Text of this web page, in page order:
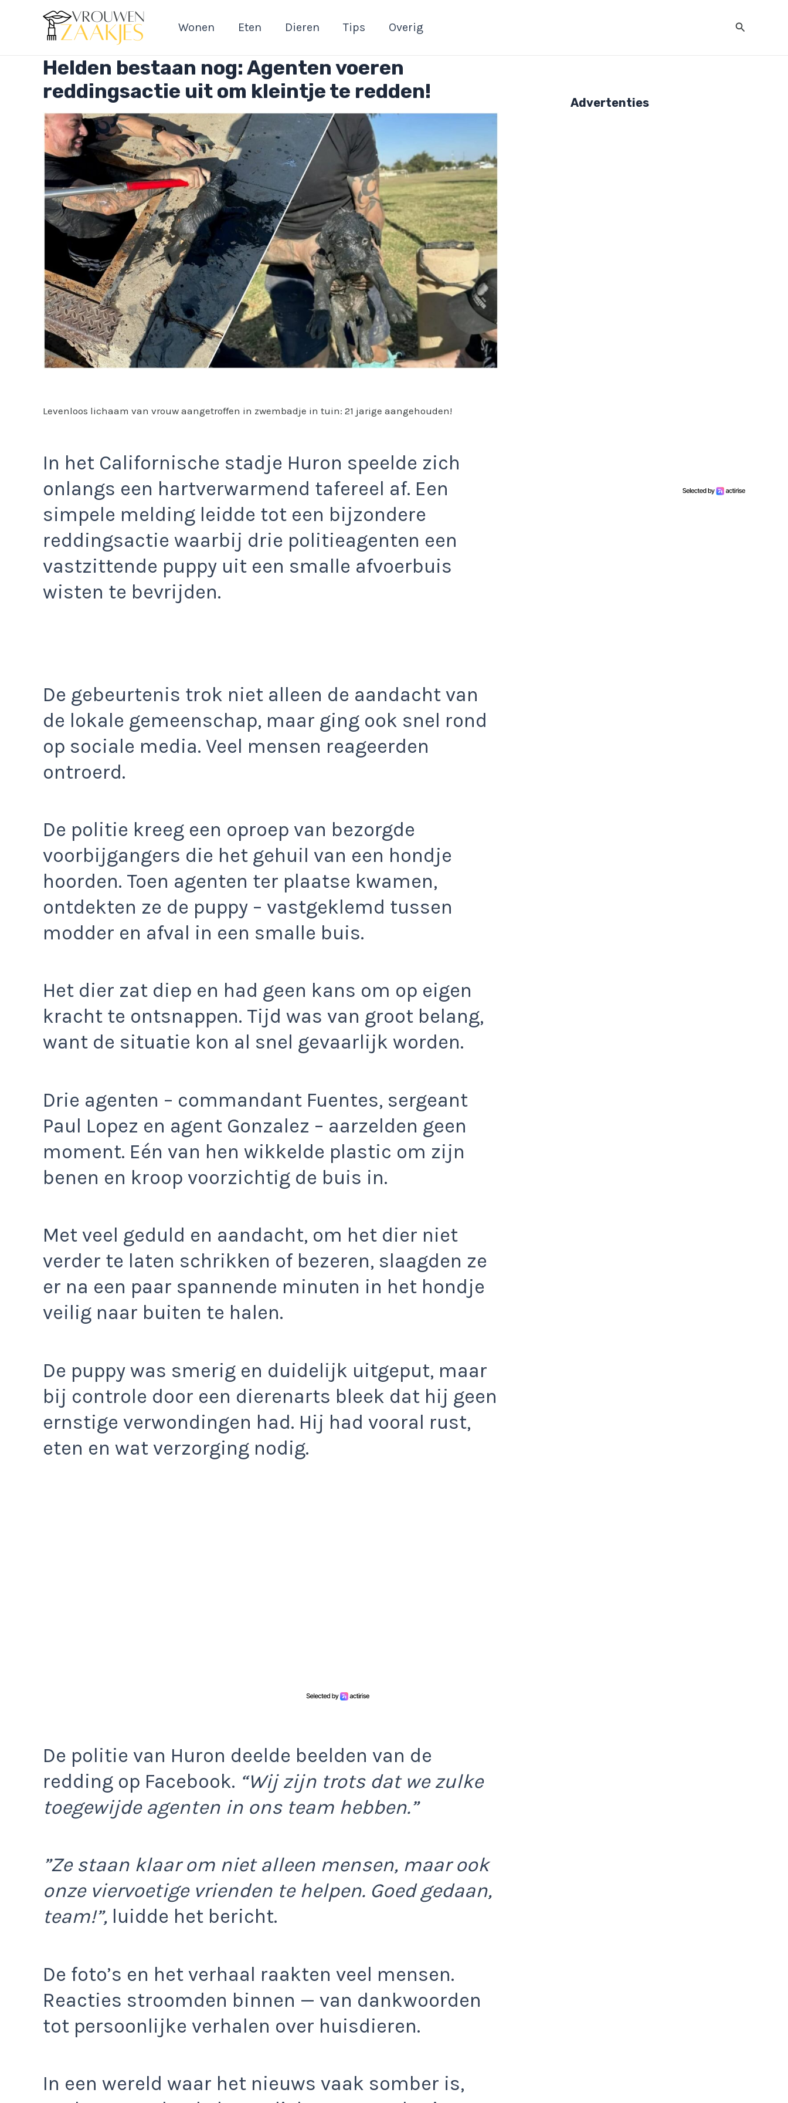
Wonen Eten Dieren Tips Overig Zoeken
Helden bestaan nog: Agenten voeren
reddingsactie uit om kleintje te redden!
Levenloos lichaam van vrouw aangetroffen in zwembadje in tuin: 21 jarige aangehouden!
In het Californische stadje Huron speelde zich
onlangs een hartverwarmend tafereel af. Een
simpele melding leidde tot een bijzondere
reddingsactie waarbij drie politieagenten een
vastzittende puppy uit een smalle afvoerbuis
wisten te bevrijden.
De gebeurtenis trok niet alleen de aandacht van
de lokale gemeenschap, maar ging ook snel rond
op sociale media. Veel mensen reageerden
ontroerd.
De politie kreeg een oproep van bezorgde
voorbijgangers die het gehuil van een hondje
hoorden. Toen agenten ter plaatse kwamen,
ontdekten ze de puppy – vastgeklemd tussen
modder en afval in een smalle buis.
Het dier zat diep en had geen kans om op eigen
kracht te ontsnappen. Tijd was van groot belang,
want de situatie kon al snel gevaarlijk worden.
Drie agenten – commandant Fuentes, sergeant
Paul Lopez en agent Gonzalez – aarzelden geen
moment. Eén van hen wikkelde plastic om zijn
benen en kroop voorzichtig de buis in.
Met veel geduld en aandacht, om het dier niet
verder te laten schrikken of bezeren, slaagden ze
er na een paar spannende minuten in het hondje
veilig naar buiten te halen.
De puppy was smerig en duidelijk uitgeput, maar
bij controle door een dierenarts bleek dat hij geen
ernstige verwondingen had. Hij had vooral rust,
eten en wat verzorging nodig.
De politie van Huron deelde beelden van de
redding op Facebook. “Wij zijn trots dat we zulke
toegewijde agenten in ons team hebben.”
”Ze staan klaar om niet alleen mensen, maar ook
onze viervoetige vrienden te helpen. Goed gedaan,
team!”, luidde het bericht.
De foto’s en het verhaal raakten veel mensen.
Reacties stroomden binnen — van dankwoorden
tot persoonlijke verhalen over huisdieren.
In een wereld waar het nieuws vaak somber is,
Advertenties